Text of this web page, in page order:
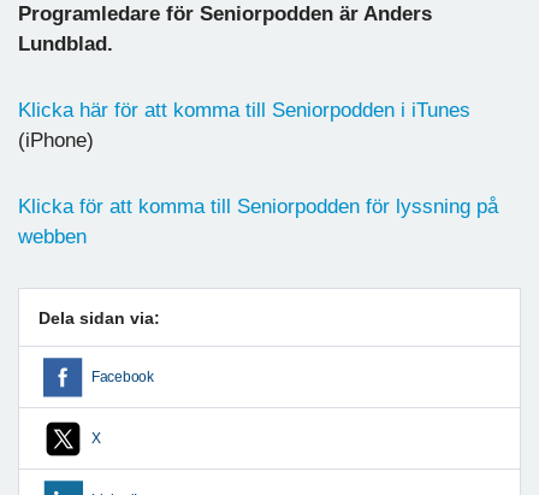
Programledare för Seniorpodden är Anders
Lundblad.
Klicka här för att komma till Seniorpodden i iTunes
(iPhone)
Klicka för att komma till Seniorpodden för lyssning på
webben
Dela sidan via:
Facebook
X